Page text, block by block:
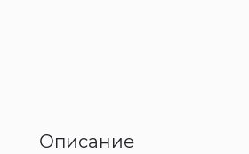
Описание